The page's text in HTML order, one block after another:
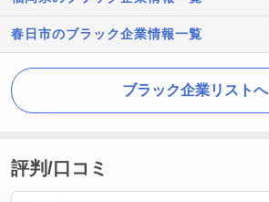
春日市のブラック企業情報一覧
ブラック企業リストへ
評判/口コミ